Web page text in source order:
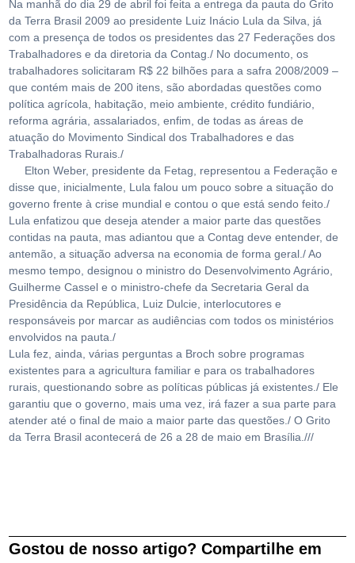
Na manhã do dia 29 de abril foi feita a entrega da pauta do Grito
da Terra Brasil 2009 ao presidente Luiz Inácio Lula da Silva, já
com a presença de todos os presidentes das 27 Federações dos
Trabalhadores e da diretoria da Contag./ No documento, os
trabalhadores solicitaram R$ 22 bilhões para a safra 2008/2009 –
que contém mais de 200 itens, são abordadas questões como
política agrícola, habitação, meio ambiente, crédito fundiário,
reforma agrária, assalariados, enfim, de todas as áreas de
atuação do Movimento Sindical dos Trabalhadores e das
Trabalhadoras Rurais./
Elton Weber, presidente da Fetag, representou a Federação e
disse que, inicialmente, Lula falou um pouco sobre a situação do
governo frente à crise mundial e contou o que está sendo feito./
Lula enfatizou que deseja atender a maior parte das questões
contidas na pauta, mas adiantou que a Contag deve entender, de
antemão, a situação adversa na economia de forma geral./ Ao
mesmo tempo, designou o ministro do Desenvolvimento Agrário,
Guilherme Cassel e o ministro-chefe da Secretaria Geral da
Presidência da República, Luiz Dulcie, interlocutores e
responsáveis por marcar as audiências com todos os ministérios
envolvidos na pauta./
Lula fez, ainda, várias perguntas a Broch sobre programas
existentes para a agricultura familiar e para os trabalhadores
rurais, questionando sobre as políticas públicas já existentes./ Ele
garantiu que o governo, mais uma vez, irá fazer a sua parte para
atender até o final de maio a maior parte das questões./ O Grito
da Terra Brasil acontecerá de 26 a 28 de maio em Brasília.///
Gostou de nosso artigo? Compartilhe em